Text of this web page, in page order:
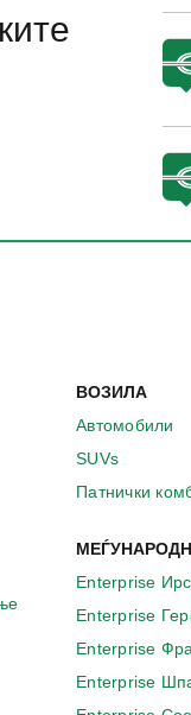
ВОЗИЛА
Автомобили
SUVs
Патнички
Enterprise
Enterprise
Enterprise
Enterprise